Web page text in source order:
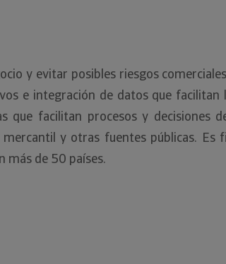
y evitar posibles riesgos
e integración de datos que
facilitan procesos y decisiones
y otras fuentes públicas. Es
más de 50 países.